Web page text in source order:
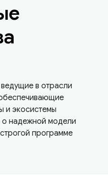
в отрасли
и экосистемы
о надежной модели
программе